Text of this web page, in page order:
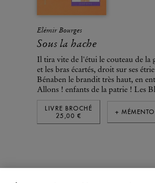
Elémir Bourges
Sous la hache
Il tira vite de l'étui le couteau de la
et les bras écartés, droit sur ses
Bénaben le brandit très haut, en
Allons ! enfants de la patrie ! Les
LIVRE BROCHÉ
25,00 €
+ MÉMENTO